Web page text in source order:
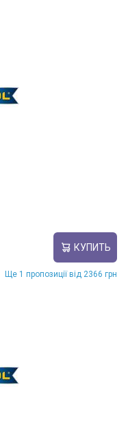
КУПИТЬ
Ще 1 пропозиції від 2366 грн